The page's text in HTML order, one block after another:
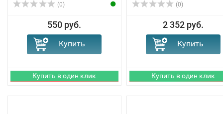
(0)
550 руб.
(0)
2 352 руб.